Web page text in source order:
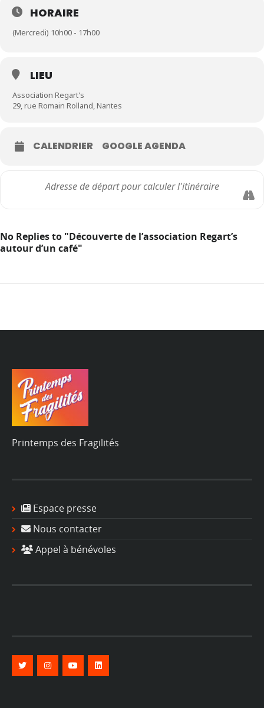
HORAIRE
(Mercredi) 10h00 - 17h00
LIEU
Association Regart's
29, rue Romain Rolland, Nantes
CALENDRIER GOOGLE AGENDA
No Replies to "Découverte de l’association Regart’s
autour d’un café"
Printemps des Fragilités
Espace presse
Nous contacter
Appel à bénévoles